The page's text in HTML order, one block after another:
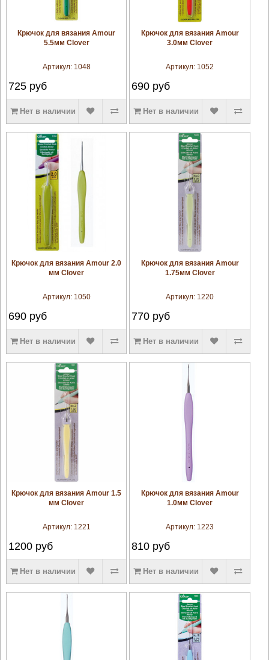
увеличить
Крючок для вязания Amour
5.5мм Clover
Артикул: 1048
725руб
Нет в наличии
увеличить
Крючок для вязания Amour
3.0мм Clover
Артикул: 1052
690 руб
Нет в наличии
увеличить
Крючок для вязания Amour 2.0
мм Clover
Артикул: 1050
690руб
Нет в наличии
увеличить
Крючок для вязания Amour
1.75мм Clover
Артикул: 1220
770 руб
Нет в наличии
увеличить
Крючок для вязания Amour 1.5
мм Clover
Артикул: 1221
1200руб
Нет в наличии
увеличить
Крючок для вязания Amour
1.0мм Clover
Артикул: 1223
810 руб
Нет в наличии